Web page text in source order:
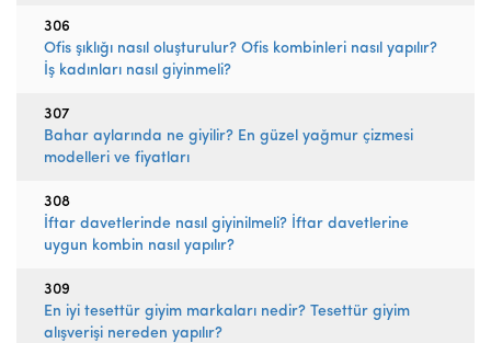
306
Ofis şıklığı nasıl oluşturulur? Ofis kombinleri nasıl yapılır?
İş kadınları nasıl giyinmeli?
307
Bahar aylarında ne giyilir? En güzel yağmur çizmesi
modelleri ve fiyatları
308
İftar davetlerinde nasıl giyinilmeli? İftar davetlerine
uygun kombin nasıl yapılır?
309
En iyi tesettür giyim markaları nedir? Tesettür giyim
alışverişi nereden yapılır?